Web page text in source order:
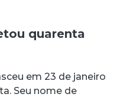
quarenta
em 23 de janeiro
Seu nome de